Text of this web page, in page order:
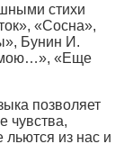
стихи
«Сосна»,
Бунин И.
«Еще
позволяет
чувства,
из нас и